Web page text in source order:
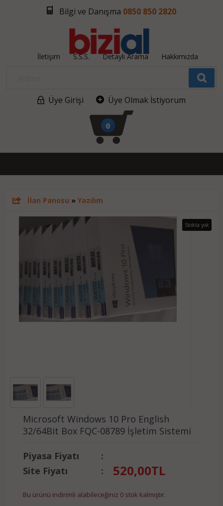
Bilgi ve Danışma 0850 850 2820
İletişim S.S.S. Detaylı Arama Hakkımızda
Üye Girişi Üye Olmak İstiyorum
0
İlan Panosu » Yazılım
Stokta yok
Microsoft Windows 10 Pro English
32/64Bit Box FQC-08789 İşletim Sistemi
Piyasa Fiyatı
:
Site Fiyatı
: 520,00TL
Bu ürünü indirimli alabileceğiniz 0 stok kalmıştır.